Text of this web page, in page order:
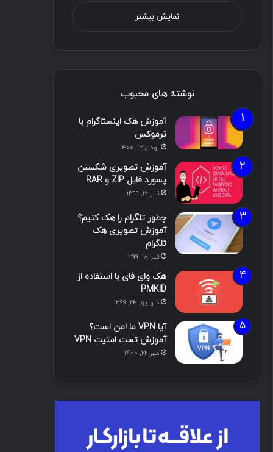
نمایش بیشتر
نوشته های محبوب
آموزش هک اینستاگرام با
ترموکس
بهمن ۱۳, ۱۴۰۰
آموزش تصویری شکستن
پسورد فایل ZIP و RAR
تیر ۱۶, ۱۳۹۹
چطور تلگرام را هک کنیم؟
آموزش تصویری هک
تلگرام
تیر ۱۸, ۱۳۹۹
هک وای فای با استفاده از
PMKID
شهریور ۲۴, ۱۳۹۹
آیا VPN ما امن است؟
آموزش تست امنیت VPN
مهر ۲۲, ۱۴۰۰